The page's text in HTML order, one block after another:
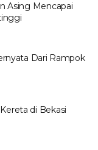
Asing Mencapai
Dari Rampok
di Bekasi